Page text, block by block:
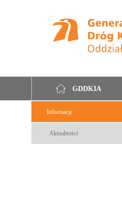
GDDKIA
Informacje
Aktualności